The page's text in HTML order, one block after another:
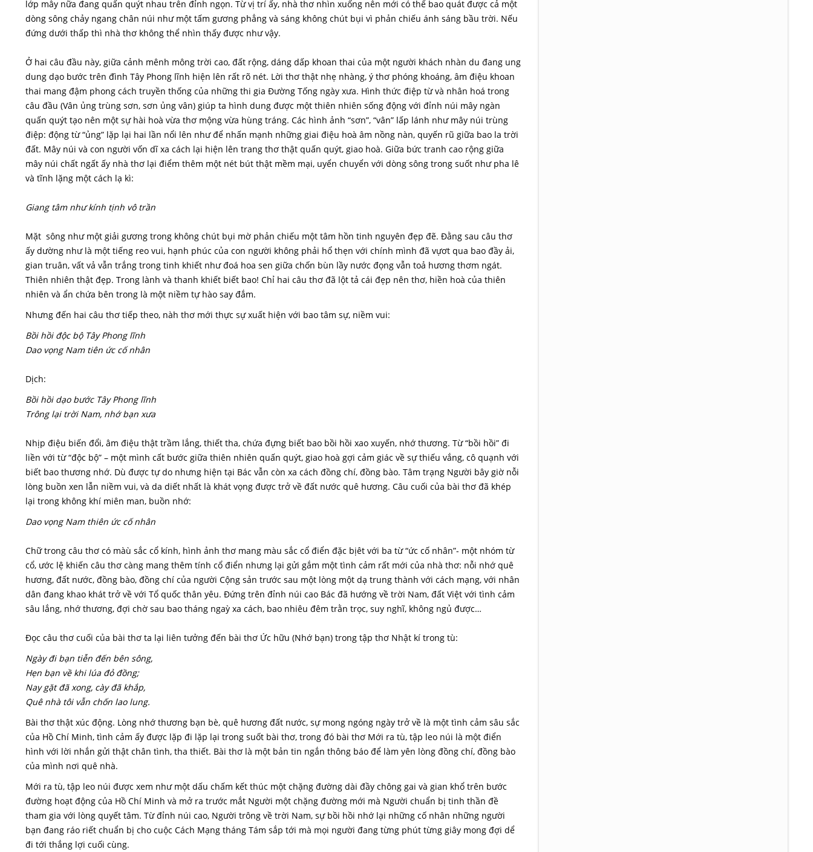
lớp mây nữa đang quấn quýt nhau trên đỉnh ngọn. Từ vị trí ấy, nhà thơ nhìn xuống nên mới có thể bao quát được cả một
dòng sông chảy ngang chân núi như một tấm gương phẳng và sáng không chút bụi vì phản chiếu ánh sáng bầu trời. Nếu
đứng dưới thấp thì nhà thơ không thể nhìn thấy được như vậy.
Ở hai câu đầu này, giữa cảnh mênh mông trời cao, đất rộng, dáng dấp khoan thai của một người khách nhàn du đang ung
dung dạo bước trên đình Tây Phong lĩnh hiện lên rất rõ nét. Lời thơ thật nhẹ nhàng, ý thơ phóng khoáng, âm điệu khoan
thai mang đậm phong cách truyền thống của những thi gia Đường Tống ngày xưa. Hình thức điệp từ và nhân hoá trong
câu đầu (Vân ủng trùng sơn, sơn ủng vân) giúp ta hình dung được một thiên nhiên sống động với đỉnh núi mây ngàn
quấn quýt tạo nên một sự hài hoà vừa thơ mộng vừa hùng tráng. Các hình ảnh “sơn”, “vân” lấp lánh như mây núi trùng
điệp: động từ “ủng” lặp lại hai lần nổi lên như để nhấn mạnh những giai điệu hoà âm nồng nàn, quyến rũ giữa bao la trời
đất. Mây núi và con người vốn dĩ xa cách lại hiện lên trang thơ thật quấn quýt, giao hoà. Giữa bức tranh cao rộng giữa
mây núi chất ngất ấy nhà thơ lại điểm thêm một nét bút thật mềm mại, uyển chuyển với dòng sông trong suốt như pha lê
và tĩnh lặng một cách lạ kì:
Giang tâm như kính tịnh vô trần
Mặt sông như một giải gương trong không chút bụi mờ phản chiếu một tâm hồn tinh nguyên đẹp đẽ. Đằng sau câu thơ
ấy dường như là một tiếng reo vui, hạnh phúc của con người không phải hổ thẹn với chính mình đã vựơt qua bao đầy ải,
gian truân, vất vả vẫn trắng trong tinh khiết như đoá hoa sen giữa chốn bùn lầy nước đọng vẫn toả hương thơm ngát.
Thiên nhiên thật đẹp. Trong lành và thanh khiết biết bao! Chỉ hai câu thơ đã lột tả cái đẹp nên thơ, hiền hoà của thiên
nhiên và ẩn chứa bên trong là một niềm tự hào say đắm.
Nhưng đến hai câu thơ tiếp theo, nàh thơ mới thực sự xuất hiện với bao tâm sự, niềm vui:
Bồi hồi độc bộ Tây Phong lĩnh
Dao vọng Nam tiên ức cố nhân
Dịch:
Bồi hồi dạo bước Tây Phong lĩnh
Trông lại trời Nam, nhớ bạn xưa
Nhịp điệu biến đổi, âm điệu thật trầm lắng, thiết tha, chứa đựng biết bao bồi hồi xao xuyến, nhớ thương. Từ “bồi hồi” đi
liền với từ “độc bộ” – một mình cất bước giữa thiên nhiên quấn quýt, giao hoà gợi cảm giác về sự thiếu vắng, cô quạnh với
biết bao thương nhớ. Dù được tự do nhưng hiện tại Bác vẫn còn xa cách đồng chí, đồng bào. Tâm trạng Người bây giờ nỗi
lòng buồn xen lẫn niềm vui, và da diết nhất là khát vọng được trở về đất nước quê hương. Câu cuối của bài thơ đã khép
lại trong không khí miên man, buồn nhớ:
Dao vọng Nam thiên ức cố nhân
Chữ trong câu thơ có màù sắc cổ kính, hình ảnh thơ mang màu sắc cổ điển đặc bịêt với ba từ “ức cố nhân”- một nhóm từ
cổ, ước lệ khiến câu thơ càng mang thêm tính cổ điển nhưng lại gửi gắm một tình cảm rất mới của nhà thơ: nỗi nhớ quê
hương, đất nước, đồng bào, đồng chí của người Cộng sản trước sau một lòng một dạ trung thành với cách mạng, với nhân
dân đang khao khát trở về với Tổ quốc thân yêu. Đứng trên đỉnh núi cao Bác đã hướng về trời Nam, đất Việt với tình cảm
sâu lắng, nhớ thương, đợi chờ sau bao tháng ngaỳ xa cách, bao nhiêu đêm trằn trọc, suy nghĩ, không ngủ được…
Đọc câu thơ cuối của bài thơ ta lại liên tưởng đến bài thơ Ức hữu (Nhớ bạn) trong tập thơ Nhật kí trong tù:
Ngày đi bạn tiễn đến bên sông,
Hẹn bạn về khi lúa đỏ đồng;
Nay gặt đã xong, cày đã khắp,
Quê nhà tôi vẫn chốn lao lung.
Bài thơ thật xúc động. Lòng nhớ thương bạn bè, quê hương đất nước, sự mong ngóng ngày trở về là một tình cảm sâu sắc
của Hồ Chí Minh, tình cảm ấy được lặp đi lặp lại trong suốt bài thơ, trong đó bài thơ Mới ra tù, tập leo núi là một điển
hình với lời nhắn gửi thật chân tình, tha thiết. Bài thơ là một bản tin ngắn thông báo để làm yên lòng đồng chí, đồng bào
của mình nơi quê nhà.
Mới ra tù, tập leo núi được xem như một dấu chấm kết thúc một chặng đường dài đầy chông gai và gian khổ trên bước
đường hoạt động của Hồ Chí Minh và mở ra trước mắt Người một chặng đường mới mà Người chuẩn bị tinh thần đề
tham gia với lòng quyết tâm. Từ đỉnh núi cao, Người trông về trời Nam, sự bồi hồi nhớ lại những cố nhân những người
bạn đang ráo riết chuẩn bị cho cuộc Cách Mạng tháng Tám sắp tới mà mọi người đang từng phút từng giây mong đợi dể
đi tới thắng lợi cuối cùng.